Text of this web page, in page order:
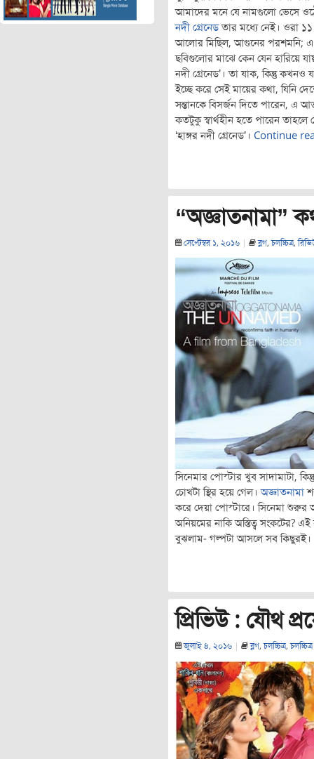
আমাদের মনে যে নামগুলো ভেসে
নদী গ্রেনেডতার মধ্যে নেই। ওরা
আলোর মিছিল, আগুনের পরশমনি;
ছবিগুলোর মাঝে কেন যেন হারিয়ে যায়
নদী গ্রেনেড’। তা যাক, কিন্তু কখনও
ইচ্ছে করে সেই মায়ের কথা, যিনি
সন্তানকে বিসর্জন দিতে পারেন, এ
কতটুকু স্বার্থহীন হতে পারেন তাহলে
‘হাঙ্গর নদী গ্রেনেড’। Continue
“অজ্ঞাতনামা”
সেপ্টেম্বর ১, ২০১৬ ব্লগ,চলচ্চিত্র,
সিনেমার পোস্টার খুব সাদামাটা,
চোখটা স্থির হয়ে গেল।অজ্ঞাতনামা
করে দেয়া পোস্টারে। সিনেমা শুরুর
অনিয়মের নাকি অস্তিত্ব সংকটের?
বুঝলাম- গল্পটা আসলে সব কিছুরই।
প্রিভিউ : যৌথ
জুলাই ৪, ২০১৬ ব্লগ,চলচ্চিত্র,চলচ্চিত্র